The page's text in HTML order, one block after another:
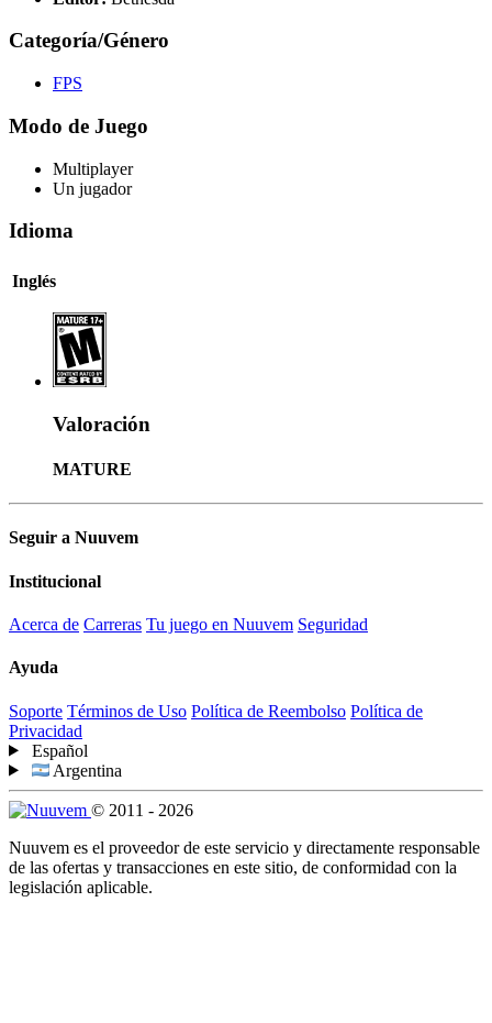
Categoría/Género
FPS
Modo de Juego
Multiplayer
Un jugador
Idioma
Inglés
Valoración
MATURE
Seguir a Nuuvem
Institucional
Acerca de Carreras Tu juego en Nuuvem Seguridad
Ayuda
Soporte Términos de Uso Política de Reembolso Política de
Privacidad
Español
Argentina
© 2011 - 2026
Nuuvem es el proveedor de este servicio y directamente responsable
de las ofertas y transacciones en este sitio, de conformidad con la
legislación aplicable.